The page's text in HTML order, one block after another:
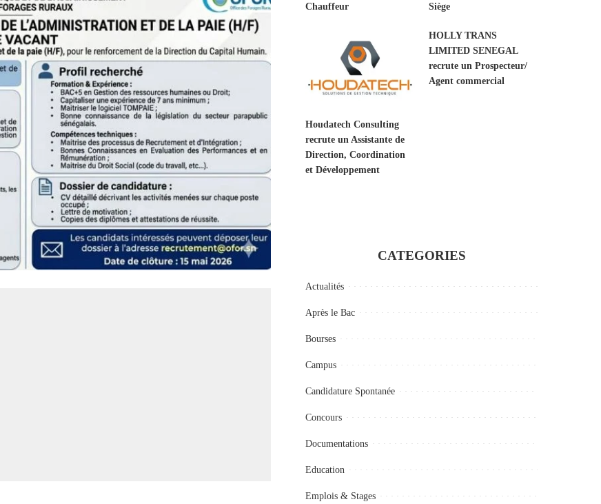
Chauffeur
Siège
Houdatech Consulting
recrute un Assistante de
Direction, Coordination
et Développement
HOLLY TRANS
LIMITED SENEGAL
recrute un Prospecteur/
Agent commercial
CATEGORIES
Actualités
Après le Bac
Bourses
Campus
Candidature Spontanée
Concours
Documentations
Education
Emplois & Stages